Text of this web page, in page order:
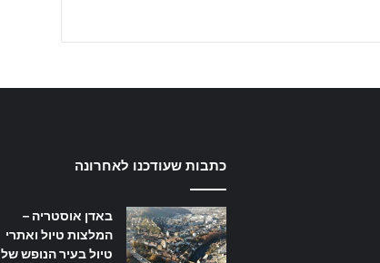
כתבות שעודכנו לאחרונה
באדן אוסטריה –
המלצות טיול ואתרי
טיול בעיר הנופש של